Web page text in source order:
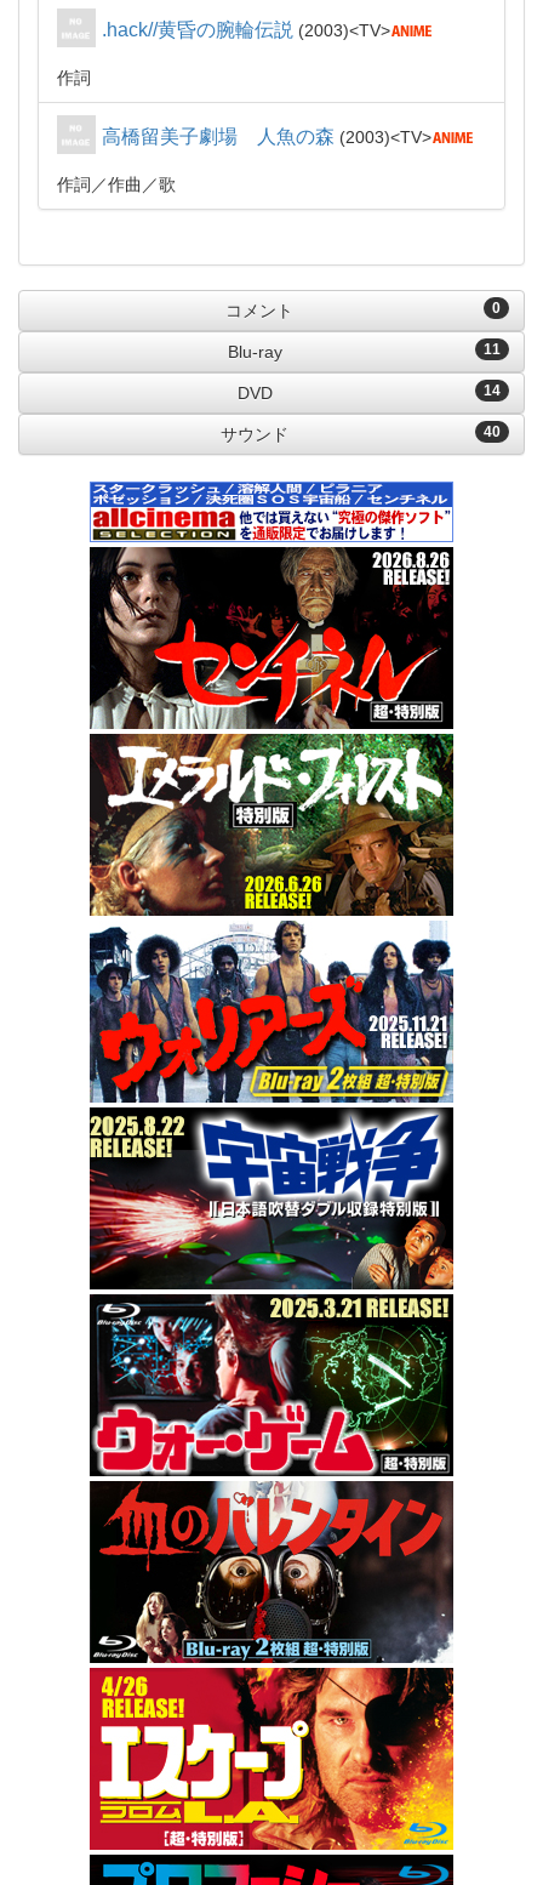
.hack//黄昏の腕輪伝説 2003 TV
作詞
高橋留美子劇場 人魚の森 2003 TV
作詞 作曲 歌
0
コメント
11
Blu-ray
14
DVD
40
サウンド